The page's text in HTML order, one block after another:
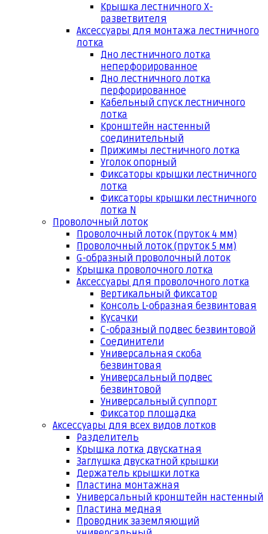
Крышка лестничного Х-
разветвителя
Аксессуары для монтажа лестничного
лотка
Дно лестничного лотка
неперфорированное
Дно лестничного лотка
перфорированное
Кабельный спуск лестничного
лотка
Кронштейн настенный
соединительный
Прижимы лестничного лотка
Уголок опорный
Фиксаторы крышки лестничного
лотка
Фиксаторы крышки лестничного
лотка N
Проволочный лоток
Проволочный лоток (пруток 4 мм)
Проволочный лоток (пруток 5 мм)
G-образный проволочный лоток
Крышка проволочного лотка
Аксессуары для проволочного лотка
Вертикальный фиксатор
Консоль L-образная безвинтовая
Кусачки
С-образный подвес безвинтовой
Соединители
Универсальная скоба
безвинтовая
Универсальный подвес
безвинтовой
Универсальный суппорт
Фиксатор площадка
Аксессуары для всех видов лотков
Разделитель
Крышка лотка двускатная
Заглушка двускатной крышки
Держатель крышки лотка
Пластина монтажная
Универсальный кронштейн настенный
Пластина медная
Проводник заземляющий